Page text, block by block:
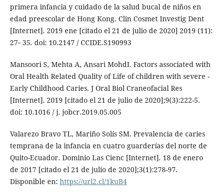
primera infancia y cuidado de la salud bucal de niños en
edad preescolar de Hong Kong. Clin Cosmet Investig Dent
[Internet]. 2019 ene [citado el 21 de julio de 2020] 2019 (11):
27‐ 35. doi: 10.2147 / CCIDE.S190993
Mansoori S, Mehta A, Ansari MohdI. Factors associated with
Oral Health Related Quality of Life of children with severe -
Early Childhood Caries. J Oral Biol Craneofacial Res
[Internet]. 2019 [citado el 21 de julio de 2020];9(3):222-5.
doi: 10.1016 / j. jobcr.2019.05.005
Valarezo Bravo TL, Mariño Solís SM. Prevalencia de caries
temprana de la infancia en cuatro guarderías del norte de
Quito-Ecuador. Dominio Las Cienc [Internet]. 18 de enero
de 2017 [citado el 21 de julio de 2020];3(1):278-97.
Disponible en: https://url2.cl/1kuB4